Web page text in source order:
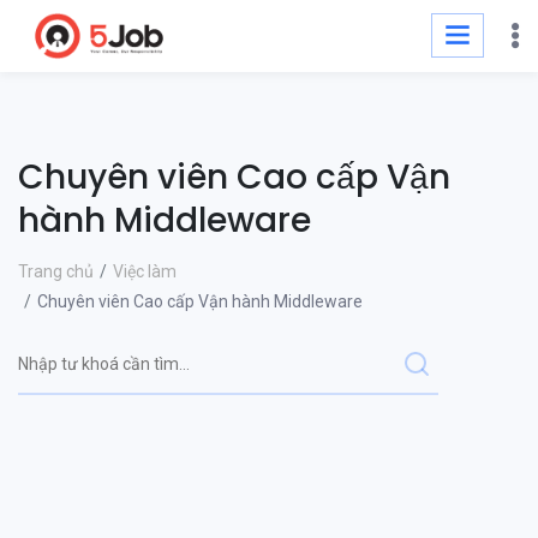
Chuyên viên Cao cấp Vận
hành Middleware
Trang chủ
Việc làm
Chuyên viên Cao cấp Vận hành Middleware